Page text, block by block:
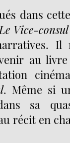
dans
Vice-consul
Il
au
. Même si
sa
récit en